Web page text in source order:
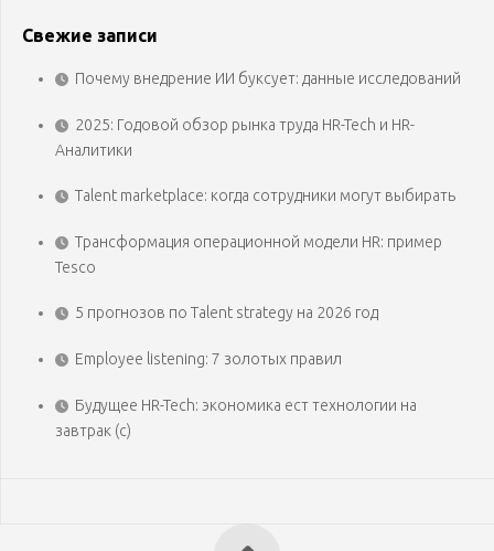
Свежие записи
Почему внедрение ИИ буксует: данные исследований
2025: Годовой обзор рынка труда HR-Tech и HR-
Аналитики
Talent marketplace: когда сотрудники могут выбирать
Трансформация операционной модели HR: пример
Tesco
5 прогнозов по Talent strategy на 2026 год
Employee listening: 7 золотых правил
Будущее HR-Tech: экономика ест технологии на
завтрак (с)